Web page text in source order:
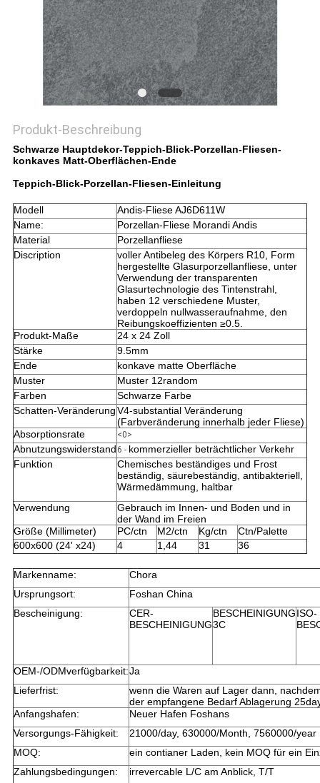
Produkt-Beschreibung
Schwarze Hauptdekor-Teppich-Blick-Porzellan-Fliesen-
konkaves Matt-Oberflächen-Ende
Teppich-Blick-Porzellan-Fliesen-Einleitung
Modell
Andis-Fliese AJ6D611W
Name:
Porzellan-Fliese Morandi Andis
Material
Porzellanfliese
Discription
voller Antibeleg des Körpers R10, Form
hergestellte Glasurporzellanfliese, unter
Verwendung der transparenten
Glasurtechnologie des Tintenstrahl,
haben 12 verschiedene Muster,
verdoppeln nullwasseraufnahme, den
Reibungskoeffizienten ≥0.5.
Produkt-Maße
24 x 24 Zoll
Stärke
9.5mm
Ende
konkave matte Oberfläche
Muster
Muster 12random
Farben
Schwarze Farbe
Schatten-VeränderungV4-substantial Veränderung
(Farbveränderung innerhalb jeder Fliese)
Absorptionsrate
<0>
Abnutzungswiderstand 6 - kommerzieller beträchtlicher Verkehr
Funktion
Chemisches beständiges und Frost
beständig, säurebeständig, antibakteriell,
Wärmedämmung, haltbar
Verwendung
Gebrauch im Innen- und Boden und in
der Wand im Freien
Größe (Millimeter)
PC/ctn M2/ctn Kg/ctn
Ctn/Palette
600x600 (24' x24)
4 1,44 31 36
Markenname:
Chora
Ursprungsort:
Foshan China
Bescheinigung:
CER-
BESCHEINIGUNG
BESCHEINIGUNG
3C
ISO-
OEM-/ODMverfügbarkeit:Ja
Lieferfrist:
wenn die Waren auf Lager dann,
der empfangene Bedarf Ablagerung
Anfangshafen:
Neuer Hafen Foshans
Versorgungs-Fähigkeit:
21000/day, 630000/Month, 7560000/year
MOQ:
ein contianer Laden, kein MOQ für ein
Zahlungsbedingungen:
irrevercable L/C am Anblick, T/T